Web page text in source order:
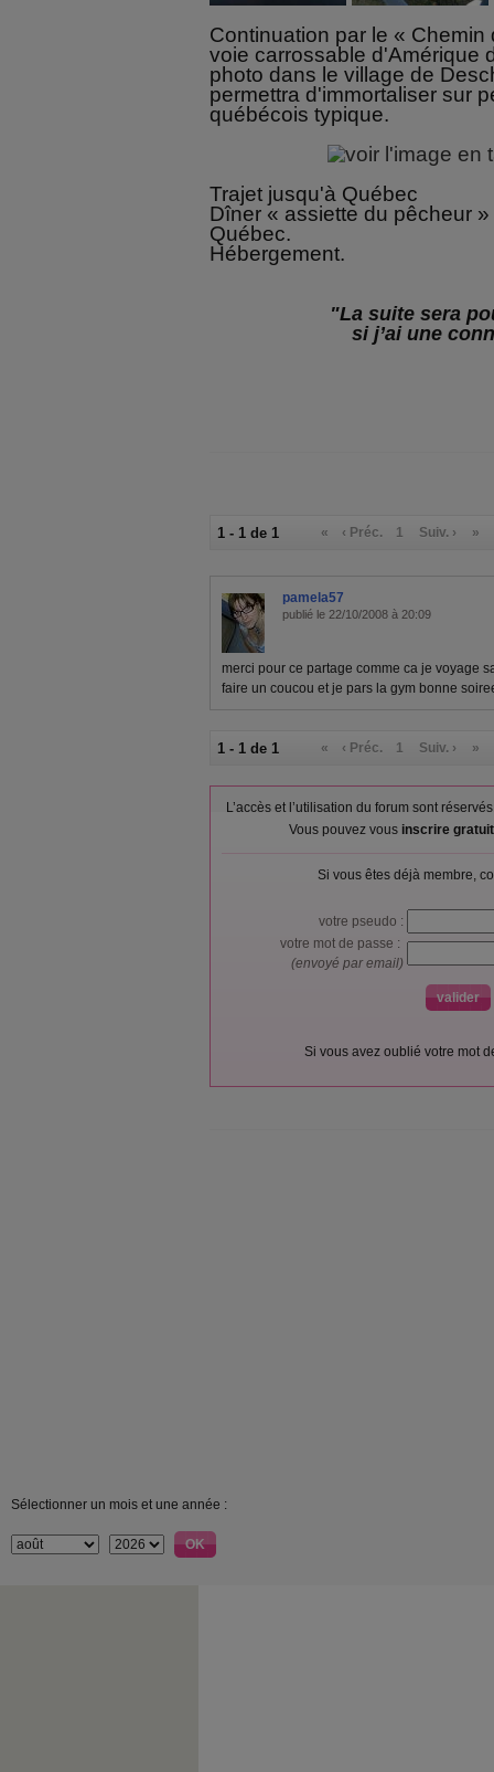
Continuation par le « Chemin
voie carrossable d'Amérique
photo dans le village de
permettra d'immortaliser sur
québécois typique.
Trajet jusqu'à Québec
Dîner « assiette du pêcheur
Québec.
Hébergement.
"La suite sera
si j’ai une
1 - 1 de 1 « ‹ Préc. 1 Suiv. › »
pamela57
publié le 22/10/2008 à 20:09
merci pour ce partage comme ca je voyage
faire un coucou et je pars la gym bonne
1 - 1 de 1 « ‹ Préc. 1 Suiv. › »
L’accès et l’utilisation du forum sont
Vous pouvez vous inscrire
Si vous êtes déjà membre,
votre pseudo :
votre mot de passe :
(envoyé par email)
Si vous avez oublié votre mot
Sélectionner un mois et une année :